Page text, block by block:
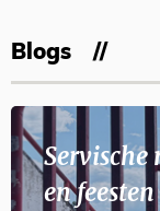
Blogs
en